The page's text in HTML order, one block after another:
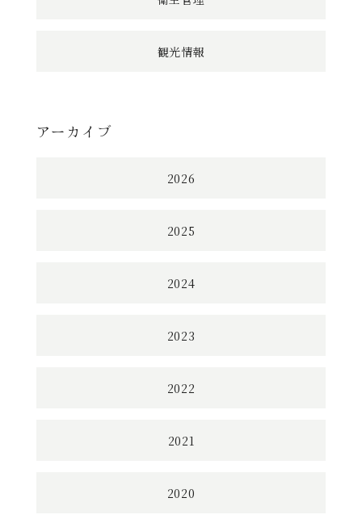
観光情報
アーカイブ
2026
2025
2024
2023
2022
2021
2020